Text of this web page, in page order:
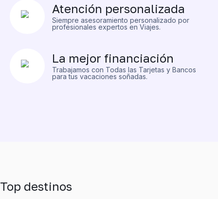
Atención personalizada
Siempre asesoramiento personalizado por
profesionales expertos en Viajes.
La mejor financiación
Trabajamos con Todas las Tarjetas y Bancos
para tus vacaciones soñadas.
Top destinos